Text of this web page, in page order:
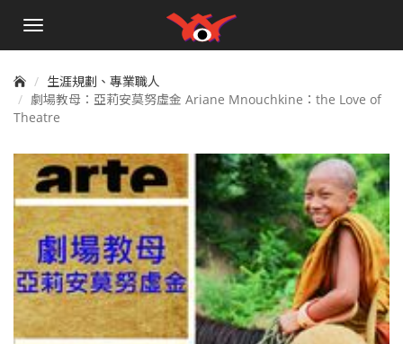
手
單
生涯規劃、專業職人
劇場教母：亞莉安莫努虛金 Ariane Mnouchkine：the Love of
Theatre